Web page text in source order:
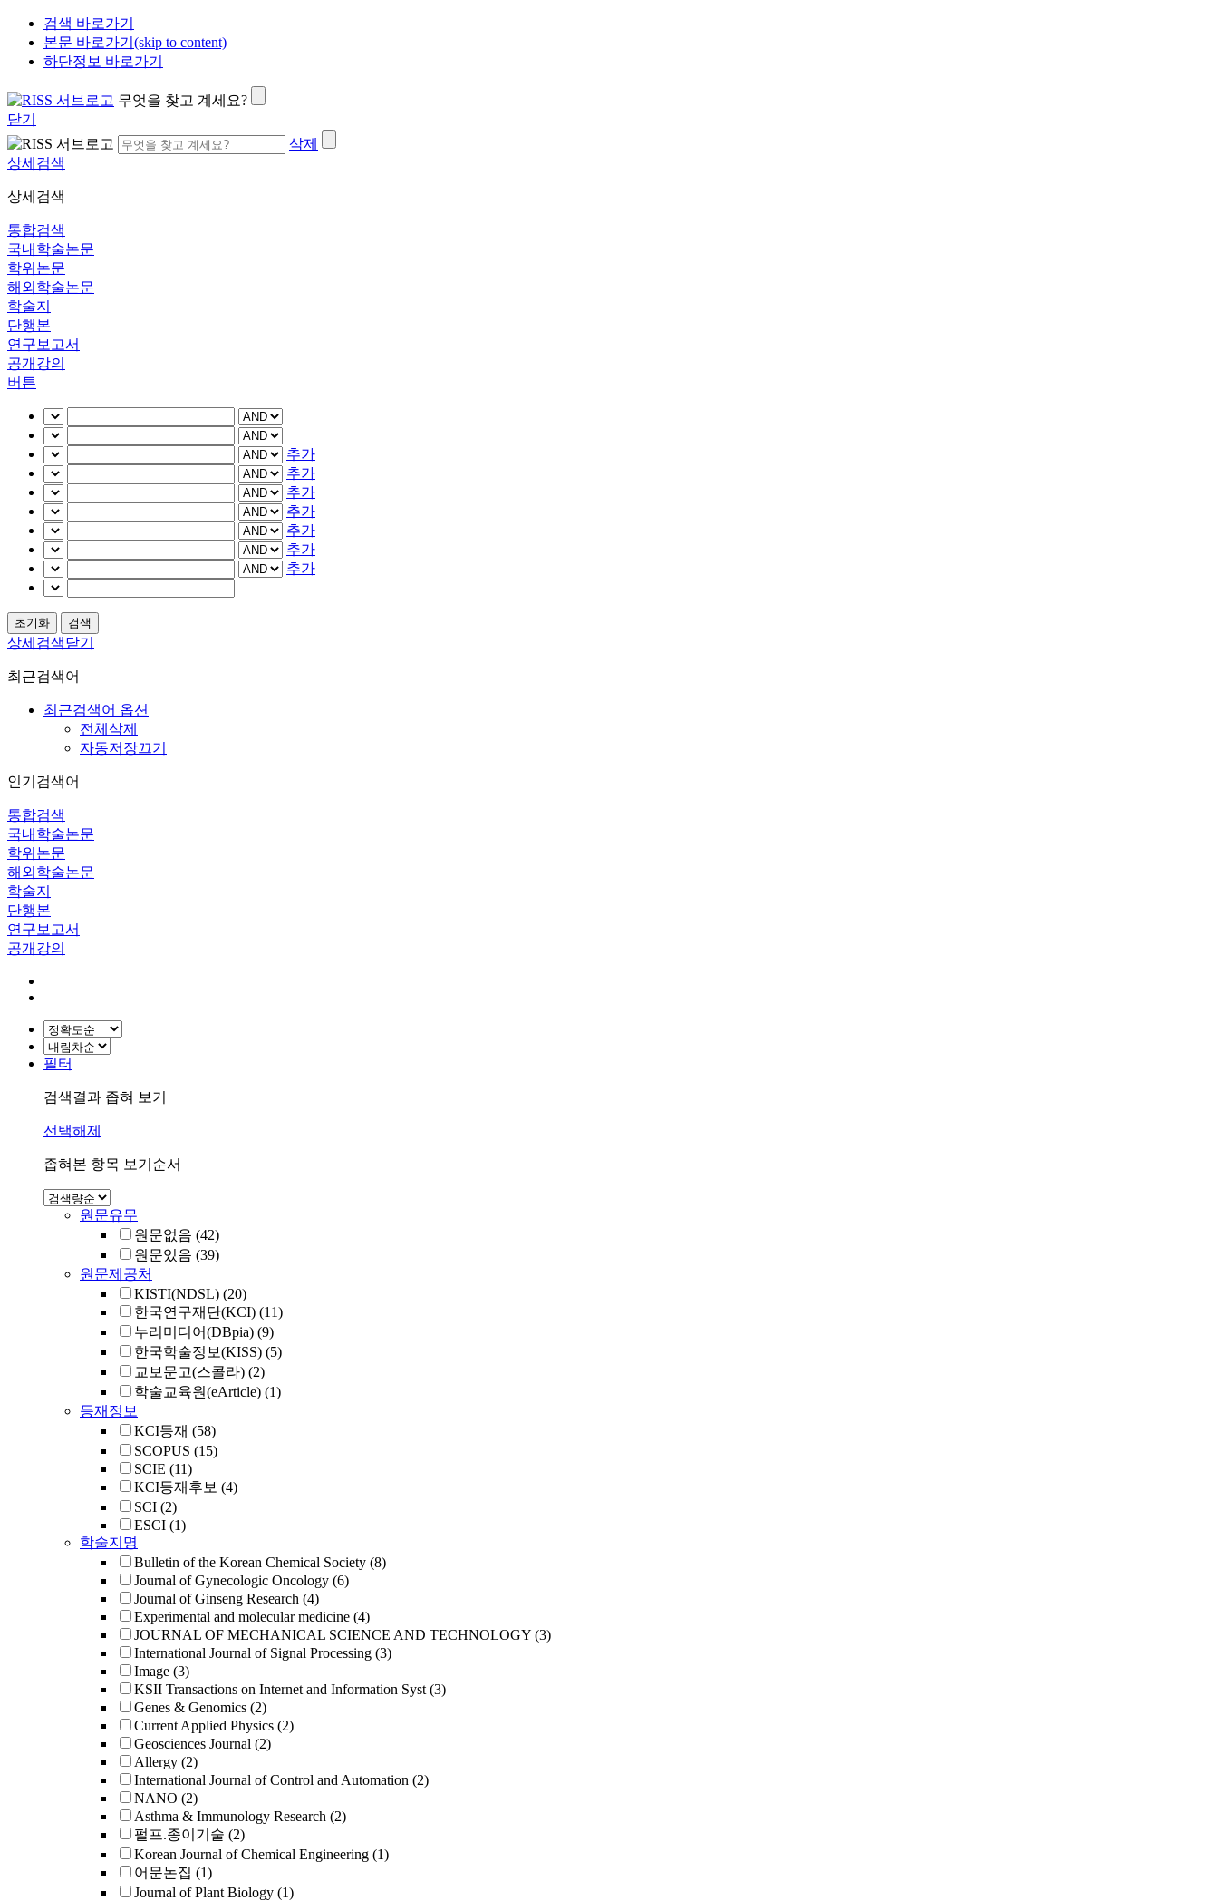
검색 바로가기
본문 바로가기(skip to content)
하단정보 바로가기
무엇을 찾고 계세요?
닫기
삭제
상세검색
상세검색
통합검색
국내학술논문
학위논문
해외학술논문
학술지
단행본
연구보고서
공개강의
버튼
추가
추가
추가
추가
추가
추가
추가
상세검색닫기
최근검색어
최근검색어 옵션
전체삭제
자동저장끄기
인기검색어
통합검색
국내학술논문
학위논문
해외학술논문
학술지
단행본
연구보고서
공개강의
필터
검색결과 좁혀 보기
선택해제
좁혀본 항목 보기순서
원문유무
원문없음 (42)
원문있음 (39)
원문제공처
KISTI(NDSL) (20)
한국연구재단(KCI) (11)
누리미디어(DBpia) (9)
한국학술정보(KISS) (5)
교보문고(스콜라) (2)
학술교육원(eArticle) (1)
등재정보
KCI등재 (58)
SCOPUS (15)
SCIE (11)
KCI등재후보 (4)
SCI (2)
ESCI (1)
학술지명
Bulletin of the Korean Chemical Society (8)
Journal of Gynecologic Oncology (6)
Journal of Ginseng Research (4)
Experimental and molecular medicine (4)
JOURNAL OF MECHANICAL SCIENCE AND TECHNOLOGY (3)
International Journal of Signal Processing (3)
Image (3)
KSII Transactions on Internet and Information Syst (3)
Genes & Genomics (2)
Current Applied Physics (2)
Geosciences Journal (2)
Allergy (2)
International Journal of Control and Automation (2)
NANO (2)
Asthma & Immunology Research (2)
펄프.종이기술 (2)
Korean Journal of Chemical Engineering (1)
어문논집 (1)
Journal of Plant Biology (1)